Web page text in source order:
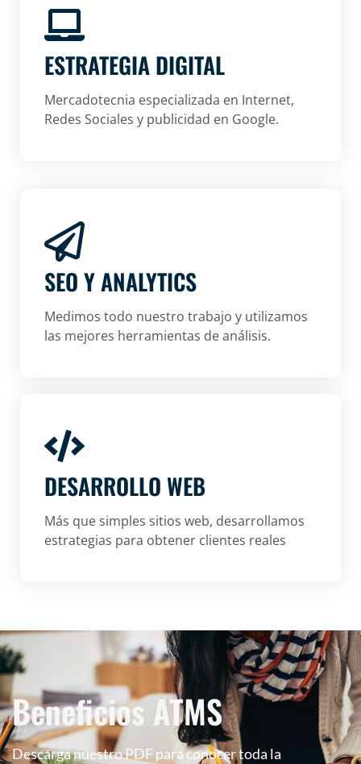
ESTRATEGIA DIGITAL
Mercadotecnia especializada en Internet,
Redes Sociales y publicidad en Google.
SEO Y ANALYTICS
Medimos todo nuestro trabajo y utilizamos
las mejores herramientas de análisis.
DESARROLLO WEB
Más que simples sitios web, desarrollamos
estrategias para obtener clientes reales
Beneficios ATMS
Descarga nuestro PDF para conocer toda la